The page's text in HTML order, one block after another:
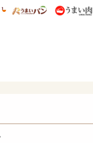
ニー特集
うまいめし うまいパン